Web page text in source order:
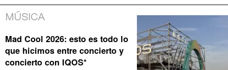
MÚSICA
Mad Cool 2026: esto es todo lo
que hicimos entre concierto y
concierto con IQOS*